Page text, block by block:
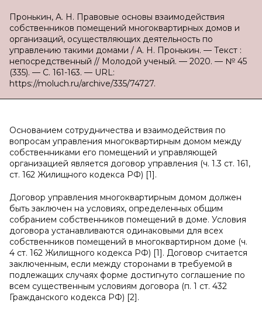
Пронькин, А. Н. Правовые основы взаимодействия
собственников помещений многоквартирных домов и
организаций, осуществляющих деятельность по
управлению такими домами / А. Н. Пронькин. — Текст :
непосредственный // Молодой ученый. — 2020. — № 45
(335). — С. 161-163. — URL:
https://moluch.ru/archive/335/74727.
Основанием сотрудничества и взаимодействия по
вопросам управления многоквартирным домом между
собственниками его помещений и управляющей
организацией является договор управления (ч. 1.3 ст. 161,
ст. 162 Жилищного кодекса РФ) [1].
Договор управления многоквартирным домом должен
быть заключен на условиях, определенных общим
собранием собственников помещений в доме. Условия
договора устанавливаются одинаковыми для всех
собственников помещений в многоквартирном доме (ч.
4 ст. 162 Жилищного кодекса РФ) [1]. Договор считается
заключенным, если между сторонами в требуемой в
подлежащих случаях форме достигнуто соглашение по
всем существенным условиям договора (п. 1 ст. 432
Гражданского кодекса РФ) [2].